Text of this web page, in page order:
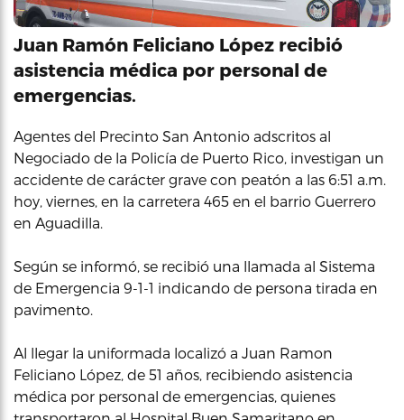
Juan Ramón Feliciano López recibió
asistencia médica por personal de
emergencias.
Agentes del Precinto San Antonio adscritos al
Negociado de la Policía de Puerto Rico, investigan un
accidente de carácter grave con peatón a las 6:51 a.m.
hoy, viernes, en la carretera 465 en el barrio Guerrero
en Aguadilla.
Según se informó, se recibió una llamada al Sistema
de Emergencia 9-1-1 indicando de persona tirada en
pavimento.
Al llegar la uniformada localizó a Juan Ramon
Feliciano López, de 51 años, recibiendo asistencia
médica por personal de emergencias, quienes